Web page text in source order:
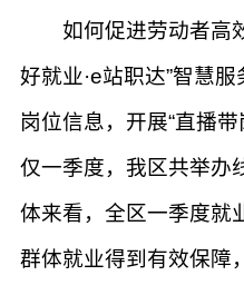
如何促进劳动者高效
好就业·e站职达”智慧
岗位信息，开展“直播带
仅一季度，我区共举办
体来看，全区一季度就
群体就业得到有效保障